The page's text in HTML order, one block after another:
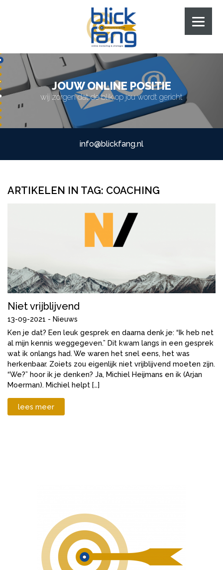
JOUW ONLINE POSITIE
wij zorgen dat de blik op jou wordt gericht
info@blickfang.nl
ARTIKELEN IN TAG: COACHING
Niet vrijblijvend
13-09-2021 - Nieuws
Ken je dat? Een leuk gesprek en daarna denk je: “Ik heb net
al mijn kennis weggegeven.” Dit kwam langs in een gesprek
wat ik onlangs had. We waren het snel eens, het was
herkenbaar. Zoiets zou eigenlijk niet vrijblijvend moeten zijn.
“We?” hoor ik je denken? Ja, Michiel Heijmans en ik (Arjan
Moerman). Michiel helpt […]
lees meer